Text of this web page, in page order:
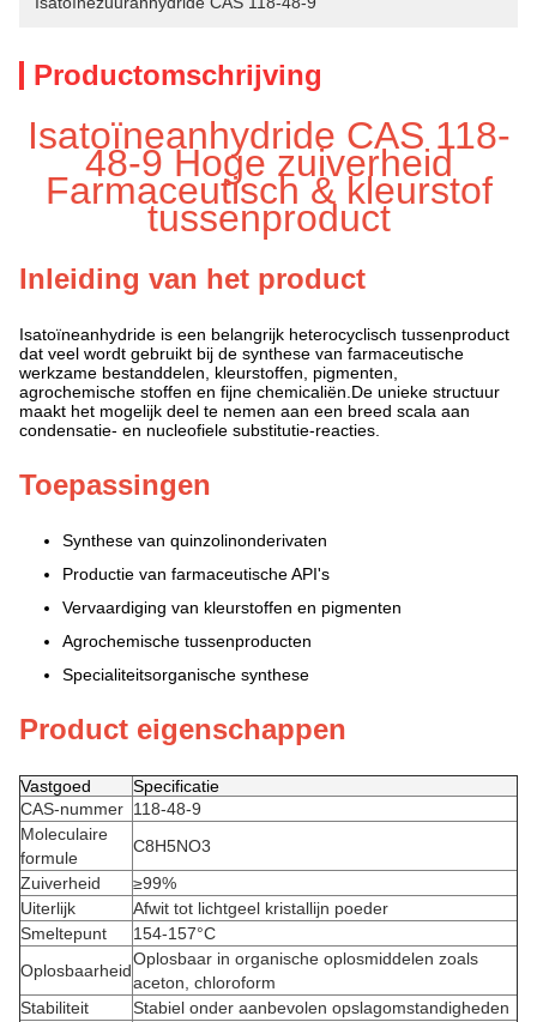
Productomschrijving
Isatoïneanhydride CAS 118-
48-9 Hoge zuiverheid
Farmaceutisch & kleurstof
tussenproduct
Inleiding van het product
Isatoïneanhydride is een belangrijk heterocyclisch tussenproduct
dat veel wordt gebruikt bij de synthese van farmaceutische
werkzame bestanddelen, kleurstoffen, pigmenten,
agrochemische stoffen en fijne chemicaliën.De unieke structuur
maakt het mogelijk deel te nemen aan een breed scala aan
condensatie- en nucleofiele substitutie-reacties.
Toepassingen
Synthese van quinzolinonderivaten
Productie van farmaceutische API's
Vervaardiging van kleurstoffen en pigmenten
Agrochemische tussenproducten
Specialiteitsorganische synthese
Product eigenschappen
Vastgoed
Specificatie
CAS-nummer 118-48-9
Moleculaire
formule
C8H5NO3
Zuiverheid
≥99%
Uiterlijk
Afwit tot lichtgeel kristallijn poeder
Smeltepunt
154-157°C
Oplosbaarheid
Oplosbaar in organische oplosmiddelen zoals
aceton, chloroform
Stabiliteit
Stabiel onder aanbevolen opslagomstandigheden